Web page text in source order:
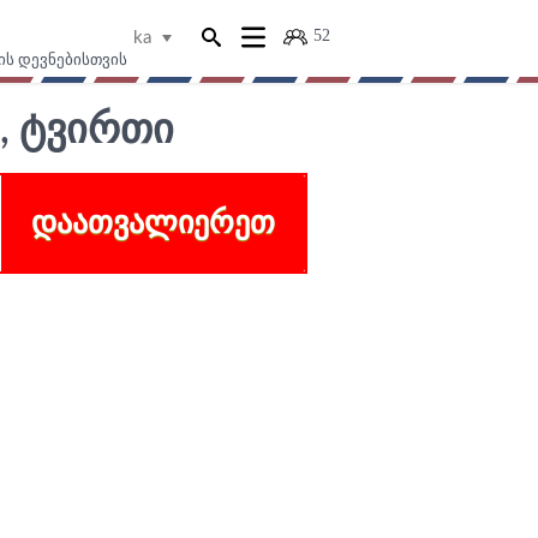
52
ka
დევნებისთვის
ᲢᲕᲘᲠᲗᲘ
ᲓᲐᲐᲗᲕᲐᲚᲘᲔᲠᲔᲗ